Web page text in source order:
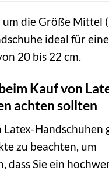
um die Größe Mittel
ideal für
20 bis 22 cm.
Kauf von
achten sollten
Latex-Handschuhen
zu beachten, um
dass Sie ein